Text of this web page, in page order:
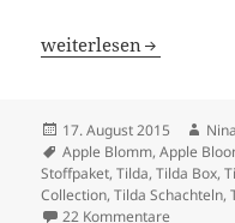
Tilda Gewinnspiel bei
weiterlesen
Veröffentlicht
am
17. August 2015
Schlagwörter
Apple Blomm,Apple
Stoffpaket,Tilda,Tilda Box,
Collection,Tilda Schachteln,
22 Kommentare